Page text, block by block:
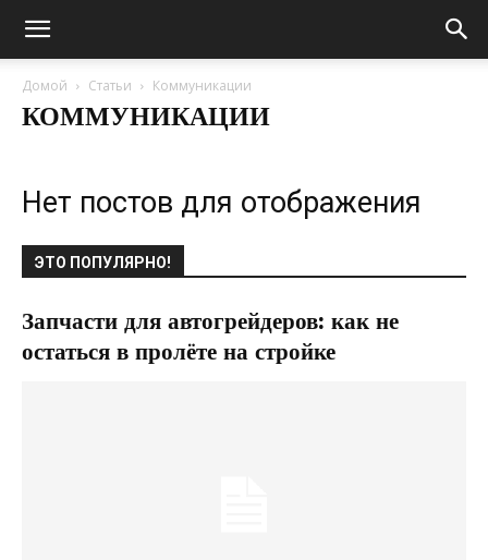
Домой Статьи Коммуникации
КОММУНИКАЦИИ
Нет постов для отображения
ЭТО ПОПУЛЯРНО!
Запчасти для автогрейдеров: как не
остаться в пролёте на стройке